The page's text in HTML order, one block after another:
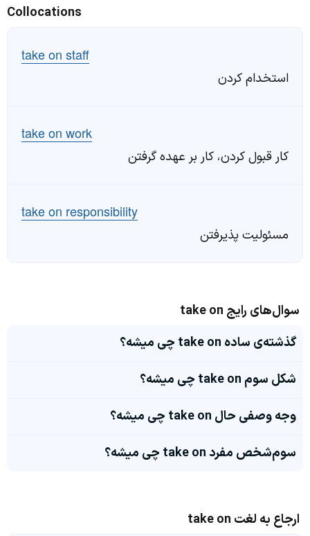
Collocations
take on staff
استخدام کردن
take on work
کار قبول کردن، کار بر عهده گرفتن
take on responsibility
مسئولیت پذیرفتن
سوال‌های رایج take on
گذشته‌ی ساده take on چی میشه؟
شکل سوم take on چی میشه؟
وجه وصفی حال take on چی میشه؟
سوم‌شخص مفرد take on چی میشه؟
ارجاع به لغت take on